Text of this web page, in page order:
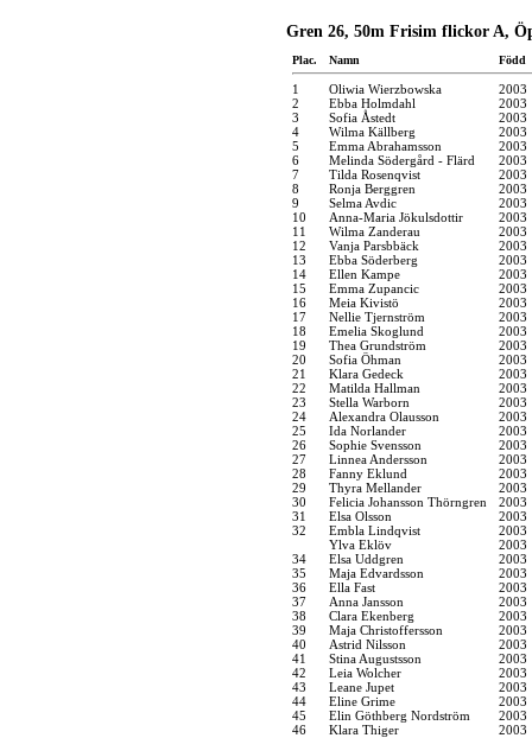
Gren 26, 50m Frisim flickor A,
Plac. Namn Född
1 Oliwia Wierzbowska
2003
2
Ebba Holmdahl
2003
3
Sofia Åstedt
2003
4
Wilma Källberg
2003
5
Emma Abrahamsson
2003
6
Melinda Södergård - Flärd
2003
7
Tilda Rosenqvist
2003
8
Ronja Berggren
2003
9
Selma Avdic
2003
10
Anna-Maria Jökulsdottir
2003
11
Wilma Zanderau
2003
12
Vanja Parsbbäck
2003
13
Ebba Söderberg
2003
14
Ellen Kampe
2003
15
Emma Zupancic
2003
16
Meia Kivistö
2003
17
Nellie Tjernström
2003
18
Emelia Skoglund
2003
19
Thea Grundström
2003
20
Sofia Öhman
2003
21
Klara Gedeck
2003
22
Matilda Hallman
2003
23
Stella Warborn
2003
24
Alexandra Olausson
2003
25
Ida Norlander
2003
26
Sophie Svensson
2003
27
Linnea Andersson
2003
28
Fanny Eklund
2003
29
Thyra Mellander
2003
30
Felicia Johansson Thörngren
2003
31
Elsa Olsson
2003
32
Embla Lindqvist
2003
Ylva Eklöv
2003
34
Elsa Uddgren
2003
35
Maja Edvardsson
2003
36
Ella Fast
2003
37
Anna Jansson
2003
38
Clara Ekenberg
2003
39
Maja Christoffersson
2003
40
Astrid Nilsson
2003
41
Stina Augustsson
2003
42
Leia Wolcher
2003
43
Leane Jupet
2003
44
Eline Grime
2003
45
Elin Göthberg Nordström
2003
46
Klara Thiger 2003